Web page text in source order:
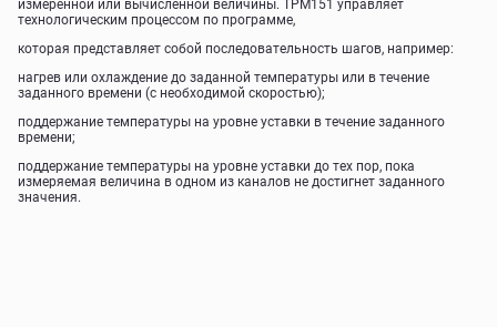
измеренной или вычисленной величины. ТРМ151 управляет
технологическим процессом по программе,
которая представляет собой последовательность шагов, например:
нагрев или охлаждение до заданной температуры или в течение
заданного времени (с необходимой скоростью);
поддержание температуры на уровне уставки в течение заданного
времени;
поддержание температуры на уровне уставки до тех пор, пока
измеряемая величина в одном из каналов не достигнет заданного
значения.